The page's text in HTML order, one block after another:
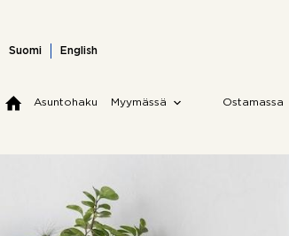
content
Suomi English
Asuntohaku Myymässä Ostamassa